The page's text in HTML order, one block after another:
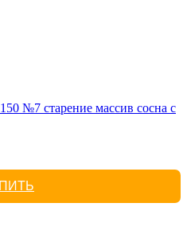
№7 старение массив сосна с